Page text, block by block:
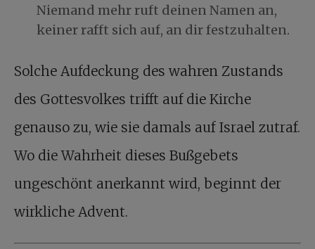
Niemand mehr ruft deinen Namen an,
keiner rafft sich auf, an dir festzuhalten.
Solche Aufdeckung des wahren Zustands
des Gottesvolkes trifft auf die Kirche
genauso zu, wie sie damals auf Israel zutraf.
Wo die Wahrheit dieses Bußgebets
ungeschönt anerkannt wird, beginnt der
wirkliche Advent.